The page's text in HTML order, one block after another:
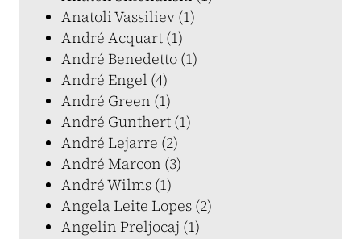
Anatoli Vassiliev (1)
André Acquart (1)
André Benedetto (1)
André Engel (4)
André Green (1)
André Gunthert (1)
André Lejarre (2)
André Marcon (3)
André Wilms (1)
Angela Leite Lopes (2)
Angelin Preljocaj (1)